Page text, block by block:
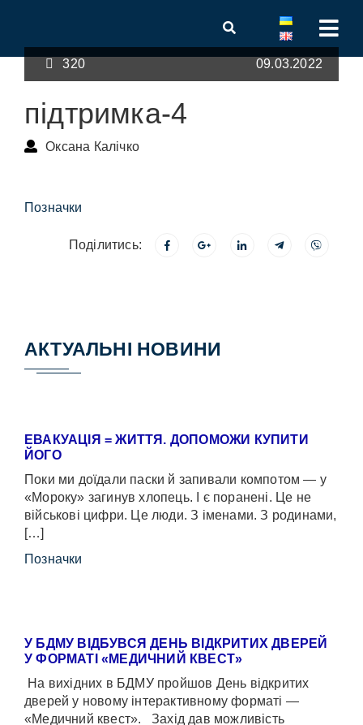
320 09.03.2022
підтримка-4
Оксана Калічко
Позначки
Поділитись:
АКТУАЛЬНІ НОВИНИ
ЕВАКУАЦІЯ = ЖИТТЯ. ДОПОМОЖИ КУПИТИ
ЙОГО
Поки ми доїдали паски й запивали компотом — у
«Мороку» загинув хлопець. І є поранені. Це не
військові цифри. Це люди. З іменами. З родинами,
[…]
Позначки
У БДМУ ВІДБУВСЯ ДЕНЬ ВІДКРИТИХ ДВЕРЕЙ
У ФОРМАТІ «МЕДИЧНИЙ КВЕСТ»
На вихідних в БДМУ пройшов День відкритих
дверей у новому інтерактивному форматі —
«Медичний квест». Захід дав можливість